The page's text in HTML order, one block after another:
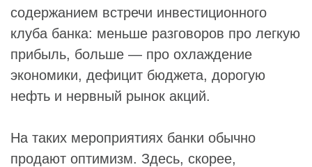
содержанием встречи инвестиционного
клуба банка: меньше разговоров про легкую
прибыль, больше — про охлаждение
экономики, дефицит бюджета, дорогую
нефть и нервный рынок акций.
На таких мероприятиях банки обычно
продают оптимизм. Здесь, скорее,